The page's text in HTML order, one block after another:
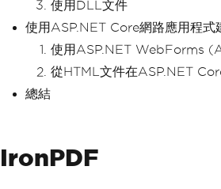
使用DLL文件
使用ASP.NET Core網路應用程式
使用ASP.NET WebForms
從HTML文件在ASP.NET
總結
IronPDF